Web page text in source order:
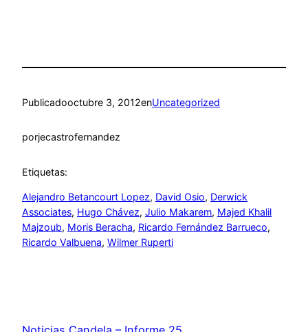
Publicadooctubre 3, 2012enUncategorized
porjecastrofernandez
Etiquetas:
Alejandro Betancourt Lopez, David Osio, Derwick
Associates, Hugo Chávez, Julio Makarem, Majed Khalil
Majzoub, Moris Beracha, Ricardo Fernández Barrueco
Ricardo Valbuena, Wilmer Ruperti